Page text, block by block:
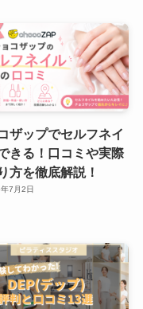
ザップでセルフネイ
きる！口コミや実際
方を徹底解説！
7月2日